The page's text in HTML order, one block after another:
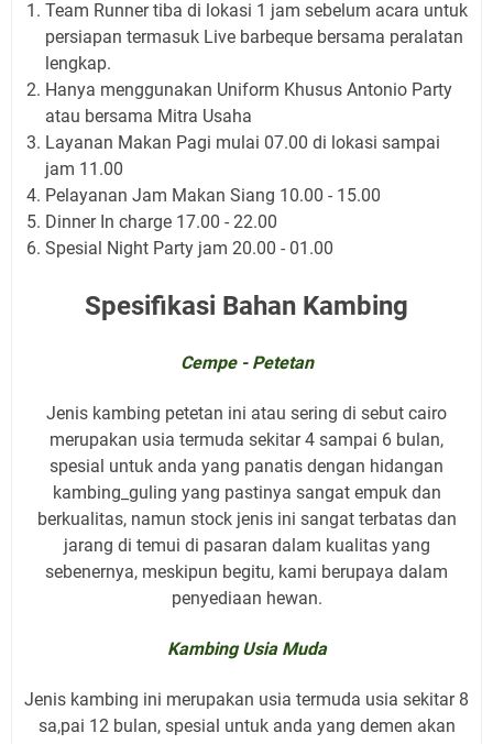
Team Runner tiba di lokasi 1 jam sebelum acara untuk
persiapan termasuk Live barbeque bersama peralatan
lengkap.
Hanya menggunakan Uniform Khusus Antonio Party
atau bersama Mitra Usaha
Layanan Makan Pagi mulai 07.00 di lokasi sampai
jam 11.00
Pelayanan Jam Makan Siang 10.00 - 15.00
Dinner In charge 17.00 - 22.00
Spesial Night Party jam 20.00 - 01.00
Spesifikasi Bahan Kambing
Cempe - Petetan
Jenis kambing petetan ini atau sering di sebut cairo
merupakan usia termuda sekitar 4 sampai 6 bulan,
spesial untuk anda yang panatis dengan hidangan
kambing_guling yang pastinya sangat empuk dan
berkualitas, namun stock jenis ini sangat terbatas dan
jarang di temui di pasaran dalam kualitas yang
sebenernya, meskipun begitu, kami berupaya dalam
penyediaan hewan.
Kambing Usia Muda
Jenis kambing ini merupakan usia termuda usia sekitar 8
sa,pai 12 bulan, spesial untuk anda yang demen akan